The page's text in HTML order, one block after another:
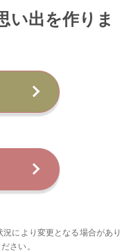
い出を作りま
により変更となる場合があり
さい。